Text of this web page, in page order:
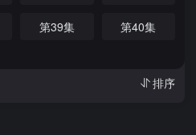
第39集 第40集
排序